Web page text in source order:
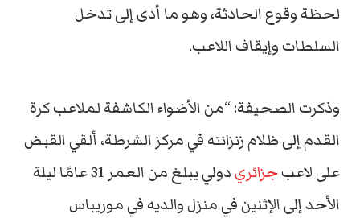
لحظة وقوع الحادثة، وهو ما أدى إلى تدخل
السلطات وإيقاف اللاعب.
وذكرت الصحيفة: “من الأضواء الكاشفة لملاعب كرة
القدم إلى ظلام زنزانته في مركز الشرطة، ألقي القبض
على لاعبجزائري
دولي يبلغ من العمر 31 عامًا ليلة
الأحد إلى الإثنين في منزل والديه في موريباس